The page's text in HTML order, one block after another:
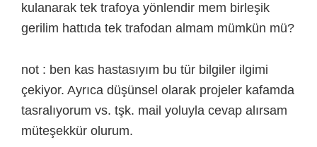
kulanarak tek trafoya yönlendir mem birleşik
gerilim hattıda tek trafodan almam mümkün mü?
not : ben kas hastasıyım bu tür bilgiler ilgimi
çekiyor. Ayrıca düşünsel olarak projeler kafamda
tasralıyorum vs. tşk. mail yoluyla cevap alırsam
müteşekkür olurum.